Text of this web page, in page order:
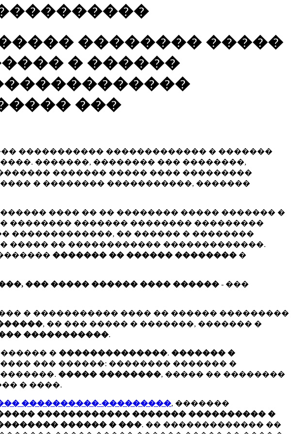
�������� �����
������ � ������
���
����������� ������������� � �������
�������, �������� ��� ��������,
������� ����� ���� ���������
� �������� �����������, �������
���� �� �� �������� ����� ������� �
�������� ������� �������� ���������
�������������, �� ������ � ��������
����� �� ������������ �������������.
������� �� ������ �������� �
��� ����� ������ ���� ������ - ���
� ����������� ���� �� ������ ���������
, �� ��� ����� � �������, ������� �
�����������.
� ��������������. ������� �
��� ������: �������� ������� �
����� ��������, ����� �� ��������
� ����.
����������-���������, �������
������������ ������� ���������� �
������ � ���. �� ������������� ��